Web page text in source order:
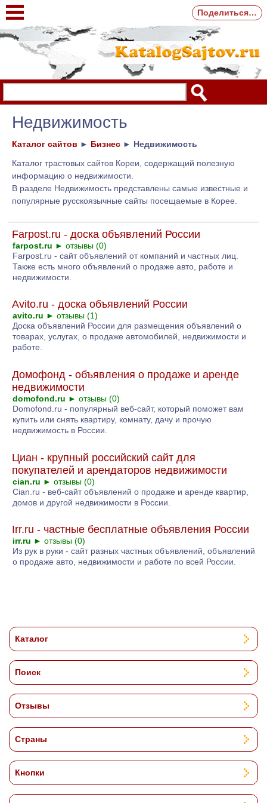
Недвижимость
Каталог сайтов ► Бизнес ► Недвижимость
Каталог трастовых сайтов Кореи, содержащий полезную
информацию о недвижимости.
В разделе Недвижимость представлены самые известные и
популярные русскоязычные сайты посещаемые в Корее.
Farpost.ru - доска объявлений России
farpost.ru ► отзывы (0)
Farpost.ru - сайт объявлений от компаний и частных лиц.
Также есть много объявлений о продаже авто, работе и
недвижимости.
Avito.ru - доска объявлений России
avito.ru ► отзывы (1)
Доска объявлений России для размещения объявлений о
товарах, услугах, о продаже автомобилей, недвижимости и
работе.
Домофонд - объявления о продаже и аренде
недвижимости
domofond.ru ► отзывы (0)
Domofond.ru - популярный веб-сайт, который поможет вам
купить или снять квартиру, комнату, дачу и прочую
недвижимость в России.
Циан - крупный российский сайт для
покупателей и арендаторов недвижимости
cian.ru ► отзывы (0)
Cian.ru - веб-сайт объявлений о продаже и аренде квартир,
домов и другой недвижимости в России.
Irr.ru - частные бесплатные объявления России
irr.ru ► отзывы (0)
Из рук в руки - сайт разных частных объявлений, объявлений
о продаже авто, недвижимости и работе по всей России.
Каталог
Поиск
Отзывы
Страны
Кнопки
Поделиться…